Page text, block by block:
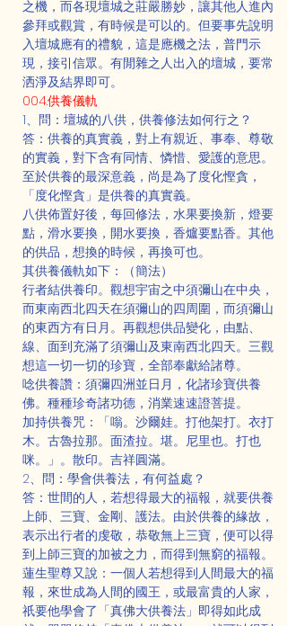
之機，而各現壇城之莊嚴勝妙，讓其他人進內
參拜或觀賞，有時候是可以的。但要事先說明
入壇城應有的禮貌，這是應機之法，普門示
現，接引信眾。有閒雜之人出入的壇城，要常
洒淨及結界即可。
004.供養儀軌
1、問：壇城的八供，供養修法如何行之？
答：供養的真實義，對上有親近、事奉、尊敬
的實義，對下含有同情、憐惜、愛護的意思。
至於供養的最深意義，尚是為了度化慳貪，
「度化慳貪」是供養的真實義。
八供佈置好後，每回修法，水果要換新，燈要
點，滑水要換，開水要換，香爐要點香。其他
的供品，想換的時候，再換可也。
其供養儀軌如下：（簡法）
行者結供養印。觀想宇宙之中須彌山在中央，
而東南西北四天在須彌山的四周圍，而須彌山
的東西方有日月。再觀想供品變化，由點、
線、面到充滿了須彌山及東南西北四天。三觀
想這一切一切的珍寶，全部奉獻給諸尊。
唸供養讚：須彌四洲並日月，化諸珍寶供養
佛。種種珍奇諸功德，消業速速證菩提。
加持供養咒：「嗡。沙爾娃。打他架打。衣打
木。古魯拉那。面渣拉。堪。尼里也。打也
咪。」。散印。吉祥圓滿。
2、問：學會供養法，有何益處？
答：世間的人，若想得最大的福報，就要供養
上師、三寶、金剛、護法。由於供養的緣故，
表示出行者的虔敬，恭敬無上三寶，便可以得
到上師三寶的加被之力，而得到無窮的福報。
蓮生聖尊又說：一個人若想得到人間最大的福
報，來世成為人間的國王，或最富貴的人家，
祇要他學會了「真佛大供養法」即得如此成